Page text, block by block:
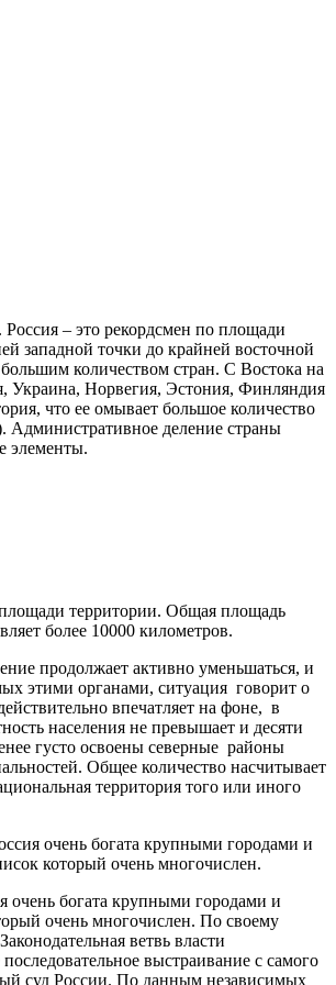
Россия – это рекордсмен по площади
западной точки до крайней восточной
количеством стран. С Востока на
Украина, Норвегия, Эстония, Финляндия
что ее омывает большое количество
Административное деление страны
элементы.
продолжает активно уменьшаться, и
этими органами, ситуация говорит о
впечатляет на фоне, в
населения не превышает и десяти
густо освоены северные районы
Общее количество насчитывает
территория того или иного
очень богата крупными городами и
очень многочислен. По своему
ветвь власти
выстраивание с самого
суд России. По данным независимых